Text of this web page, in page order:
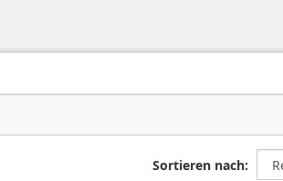
Sortieren nach